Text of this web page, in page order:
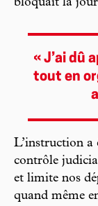
bloquait la
« J’ai dû
tout en
L’instruction a
contrôle
et limite nos
quand même